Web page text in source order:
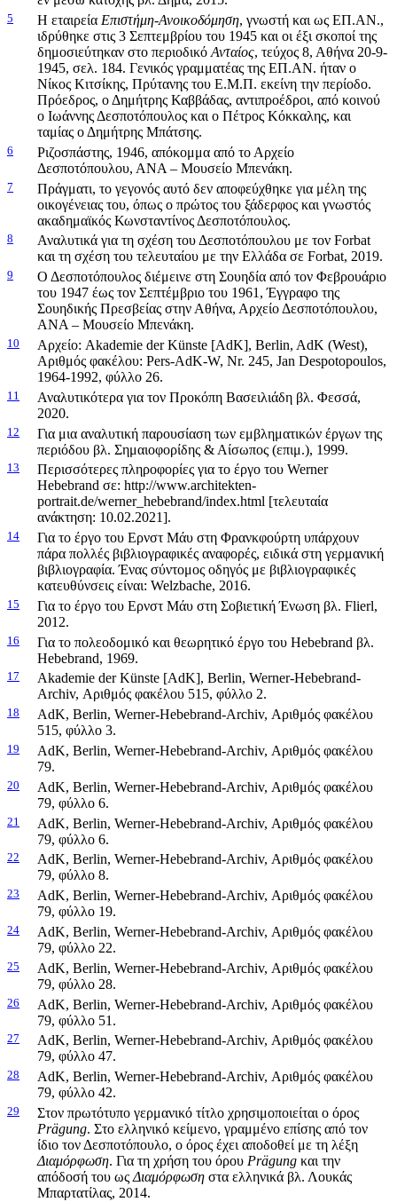
5 Η εταιρεία Επιστήμη-Ανοικοδόμηση, γνωστή και ως ΕΠ.ΑΝ.,
ιδρύθηκε στις 3 Σεπτεμβρίου του 1945 και οι έξι σκοποί της
δημοσιεύτηκαν στο περιοδικόΑνταίος, τεύχος 8, Αθήνα 20-9-
1945, σελ. 184. Γενικός γραμματέας της ΕΠ.ΑΝ. ήταν ο
Νίκος Κιτσίκης, Πρύτανης του Ε.Μ.Π. εκείνη την περίοδο.
Πρόεδρος, ο Δημήτρης Καββάδας, αντιπροέδροι, από κοινού
ο Ιωάννης Δεσποτόπουλος και ο Πέτρος Κόκκαλης, και
ταμίας ο Δημήτρης Μπάτσης.
6
Ριζοσπάστης, 1946, απόκομμα από το Αρχείο
Δεσποτόπουλου, ΑΝΑ – Μουσείο Μπενάκη.
7
Πράγματι, το γεγονός αυτό δεν αποφεύχθηκε για μέλη της
οικογένειας του, όπως ο πρώτος του ξάδερφος και γνωστός
ακαδημαϊκός Κωνσταντίνος Δεσποτόπουλος.
8
Αναλυτικά για τη σχέση του Δεσποτόπουλου με τον Forbat
και τη σχέση του τελευταίου με την Ελλάδα σε Forbat, 2019.
9
Ο Δεσποτόπουλος διέμεινε στη Σουηδία από τον Φεβρουάριο
του 1947 έως τον Σεπτέμβριο του 1961, Έγγραφο της
Σουηδικής Πρεσβείας στην Αθήνα, Αρχείο Δεσποτόπουλου,
ΑΝΑ – Μουσείο Μπενάκη.
10
Αρχείο: Akademie der Künste [AdK], Berlin, AdK (West),
Αριθμός φακέλου: Pers-AdK-W, Nr. 245, Jan Despotopoulos,
1964-1992, φύλλο 26.
11
Αναλυτικότερα για τον Προκόπη Βασειλιάδη βλ. Φεσσά,
2020.
12
Για μια αναλυτική παρουσίαση των εμβληματικών έργων της
περιόδου βλ. Σημαιοφορίδης & Αίσωπος (επιμ.), 1999.
13
Περισσότερες πληροφορίες για το έργο του Werner
Hebebrand σε: http://www.architekten-
portrait.de/werner_hebebrand/index.html [τελευταία
ανάκτηση: 10.02.2021].
14
Για το έργο του Ερνστ Μάυ στη Φρανκφούρτη υπάρχουν
πάρα πολλές βιβλιογραφικές αναφορές, ειδικά στη γερμανική
βιβλιογραφία. Ένας σύντομος οδηγός με βιβλιογραφικές
κατευθύνσεις είναι: Welzbache, 2016.
15
Για το έργο του Ερνστ Μάυ στη Σοβιετική Ένωση βλ. Flierl,
2012.
16
Για το πολεοδομικό και θεωρητικό έργο του Hebebrand βλ.
Hebebrand, 1969.
17
Akademie der Künste [AdK], Berlin, Werner-Hebebrand-
Archiv, Αριθμός φακέλου 515, φύλλο 2.
18
AdK, Berlin, Werner-Hebebrand-Archiv, Αριθμός φακέλου
515, φύλλο 3.
19
AdK, Berlin, Werner-Hebebrand-Archiv, Αριθμός φακέλου
79.
20
AdK, Berlin, Werner-Hebebrand-Archiv, Αριθμός φακέλου
79, φύλλο 6.
21
AdK, Berlin, Werner-Hebebrand-Archiv, Αριθμός φακέλου
79, φύλλο 6.
22
AdK, Berlin, Werner-Hebebrand-Archiv, Αριθμός φακέλου
79, φύλλο 8.
23
AdK, Berlin, Werner-Hebebrand-Archiv, Αριθμός φακέλου
79, φύλλο 19.
24
AdK, Berlin, Werner-Hebebrand-Archiv, Αριθμός φακέλου
79, φύλλο 22.
25
AdK, Berlin, Werner-Hebebrand-Archiv, Αριθμός φακέλου
79, φύλλο 28.
26
AdK, Berlin, Werner-Hebebrand-Archiv, Αριθμός φακέλου
79, φύλλο 51.
27
ΑdK, Berlin, Werner-Hebebrand-Archiv, Αριθμός φακέλου
79, φύλλο 47.
28
AdK, Berlin, Werner-Hebebrand-Archiv, Αριθμός φακέλου
79, φύλλο 42.
29
Στον πρωτότυπο γερμανικό τίτλο χρησιμοποιείται ο όρος
Prägung. Στο ελληνικό κείμενο, γραμμένο επίσης από τον
ίδιο τον Δεσποτόπουλο, ο όρος έχει αποδοθεί με τη λέξη
Διαμόρφωση. Για τη χρήση του όρου Prägung και την
απόδοσή του ωςΔιαμόρφωση στα ελληνικά βλ. Λουκάς
Μπαρτατίλας, 2014.